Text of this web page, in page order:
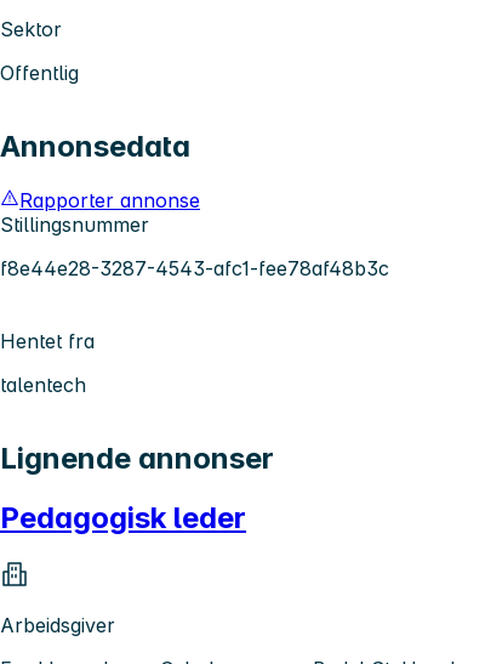
Sektor
Offentlig
Annonsedata
Rapporter annonse
Stillingsnummer
f8e44e28-3287-4543-afc1-fee78af48b3c
Hentet fra
talentech
Lignende annonser
Pedagogisk leder
Arbeidsgiver